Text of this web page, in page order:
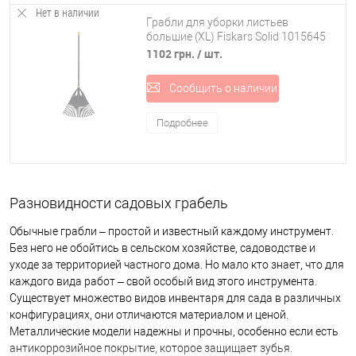
материал рукояти – тяжелое дерево, легкий алюминий или
пластик, наличие антискользящих подкладок под руку.
Чтобы не захламлять дом или сарай однотипным инвентарем, вы
можете приобрести комплект из одного черенка и нескольких
насадок выполняющих функции всех видов грабель.
Помните, что качественное не бывает дешевым, даже если речь
Ассортимент грабель в интернет-магазине OSPORT
Качественные грабли – многофункциональный садовый
инструмент, без которого не обойтись как опытному, так и
начинающему садоводу или огороднику. В нашем интернет-
магазине вы можете купить садовые грабли по оптовым ценам от
лучших производителей. Если вы еще плохо разбираетесь в
сельскохозяйственном инвентаре, обращайтесь к нашим онлайн-
консультантам за помощью. Они расскажут, как выбрать
подходящий инструмент для огорода и для уборки, и на какие
Нет в наличии
Грабли для уборки листьев
большие (XL) Fiskars Solid 1015645
(135090)
1102 грн. / шт.
Сообщить о наличии
Подробнее
Разновидности садовых грабель
Обычные грабли – простой и известный каждому инструмент.
Без него не обойтись в сельском хозяйстве, садоводстве и
уходе за территорией частного дома. Но мало кто знает, что для
каждого вида работ – свой особый вид этого инструмента.
Существует множество видов инвентаря для сада в различных
конфигурациях, они отличаются материалом и ценой.
Металлические модели надежны и прочны, особенно если есть
антикоррозийное покрытие, которое защищает зубья.